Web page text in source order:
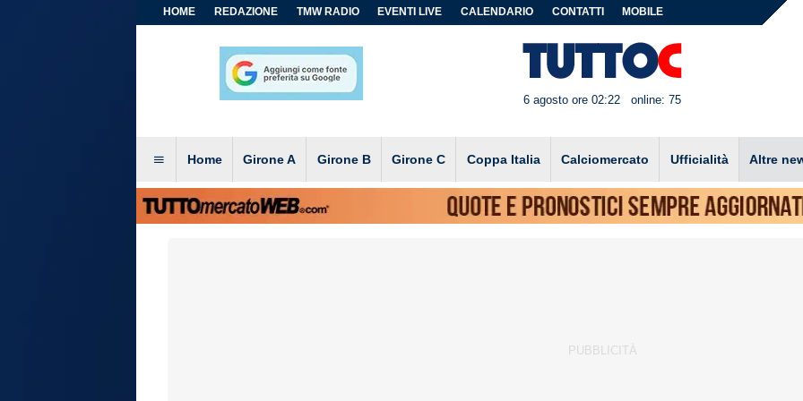
HOME REDAZIONE TMW RADIO EVENTI LIVE CALENDARIO CONTATTI MOBILE
6 agosto ore 02:22 online: 75
Home Girone A Girone B Girone C Coppa Italia Calciomercato Ufficialità Altre